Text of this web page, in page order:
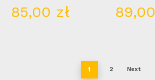
85,00 zł 89,00
1 2 Next